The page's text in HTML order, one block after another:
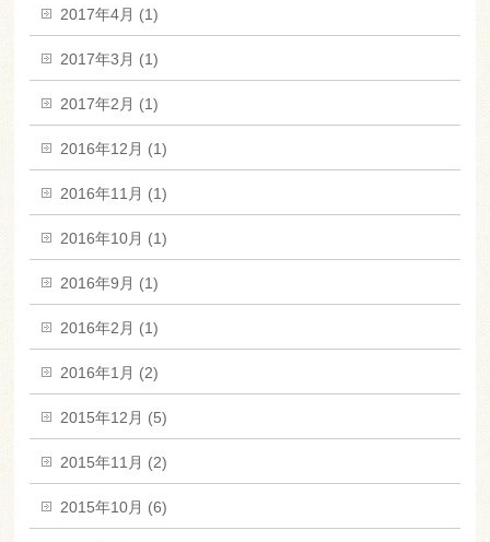
2017年4月 (1)
2017年3月 (1)
2017年2月 (1)
2016年12月 (1)
2016年11月 (1)
2016年10月 (1)
2016年9月 (1)
2016年2月 (1)
2016年1月 (2)
2015年12月 (5)
2015年11月 (2)
2015年10月 (6)